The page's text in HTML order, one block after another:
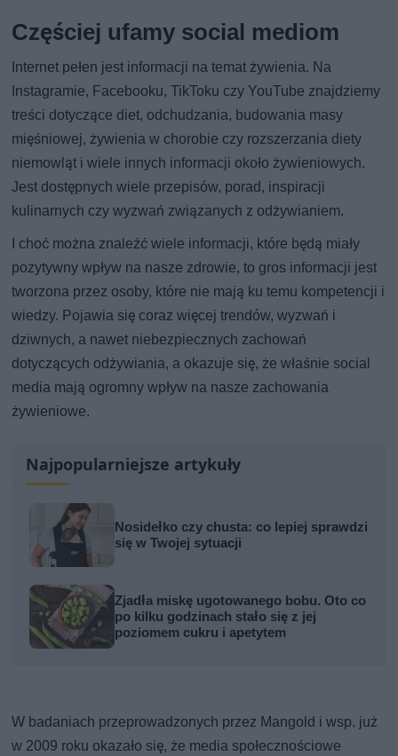
Częściej ufamy social mediom
Internet pełen jest informacji na temat żywienia. Na
Instagramie, Facebooku, TikToku czy YouTube znajdziemy
treści dotyczące diet, odchudzania, budowania masy
mięśniowej, żywienia w chorobie czy rozszerzania diety
niemowląt i wiele innych informacji około żywieniowych.
Jest dostępnych wiele przepisów, porad, inspiracji
kulinarnych czy wyzwań związanych z odżywianiem.
I choć można znaleźć wiele informacji, które będą miały
pozytywny wpływ na nasze zdrowie, to gros informacji jest
tworzona przez osoby, które nie mają ku temu kompetencji i
wiedzy. Pojawia się coraz więcej trendów, wyzwań i
dziwnych, a nawet niebezpiecznych zachowań
dotyczących odżywiania, a okazuje się, że właśnie social
media mają ogromny wpływ na nasze zachowania
żywieniowe.
Najpopularniejsze artykuły
Nosidełko czy chusta: co lepiej sprawdzi
się w Twojej sytuacji
Zjadła miskę ugotowanego bobu. Oto co
po kilku godzinach stało się z jej
poziomem cukru i apetytem
W badaniach przeprowadzonych przez Mangold i wsp. już
w 2009 roku okazało się, że media społecznościowe